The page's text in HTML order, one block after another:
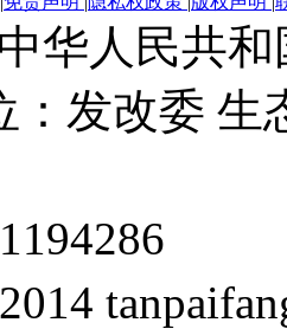
华人民共
：发改委 生